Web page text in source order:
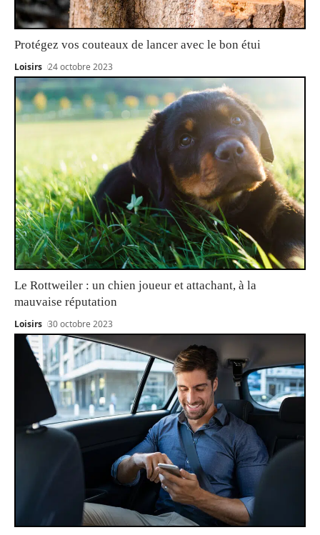
Protégez vos couteaux de lancer avec le bon étui
Loisirs 24 octobre 2023
Le Rottweiler : un chien joueur et attachant, à la
mauvaise réputation
Loisirs 30 octobre 2023